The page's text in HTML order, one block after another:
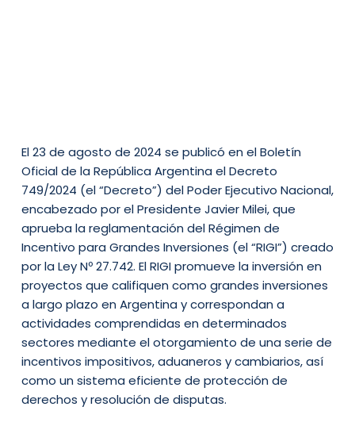
El 23 de agosto de 2024 se publicó en el Boletín
Oficial de la República Argentina el Decreto
749/2024 (el “Decreto”) del Poder Ejecutivo Nacional,
encabezado por el Presidente Javier Milei, que
aprueba la reglamentación del Régimen de
Incentivo para Grandes Inversiones (el “RIGI”) creado
por la Ley Nº 27.742. El RIGI promueve la inversión en
proyectos que califiquen como grandes inversiones
a largo plazo en Argentina y correspondan a
actividades comprendidas en determinados
sectores mediante el otorgamiento de una serie de
incentivos impositivos, aduaneros y cambiarios, así
como un sistema eficiente de protección de
derechos y resolución de disputas.